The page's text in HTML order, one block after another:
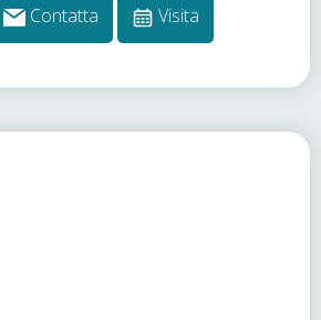
Contatta Visita